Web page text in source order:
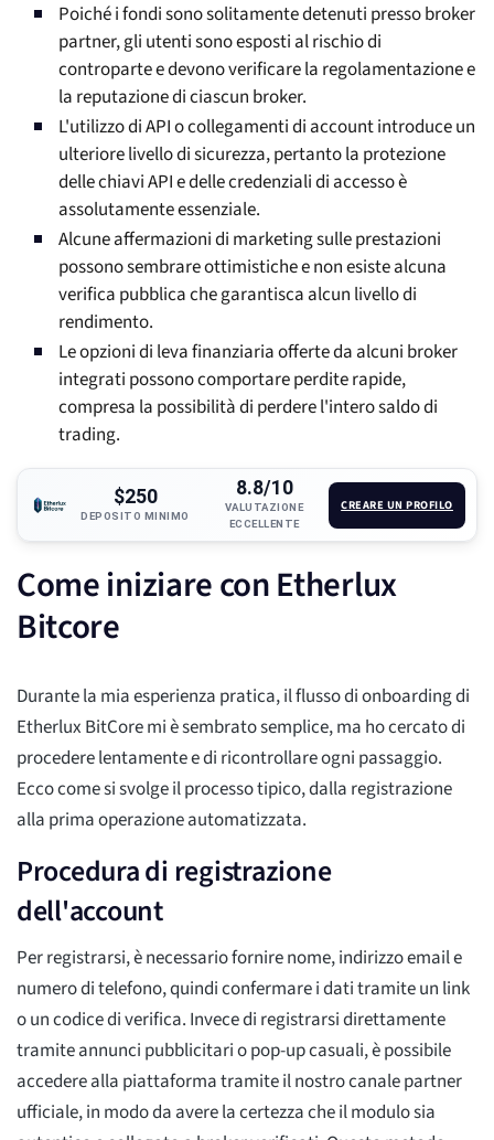
Poiché i fondi sono solitamente detenuti presso broker
partner, gli utenti sono esposti al rischio di
controparte e devono verificare la regolamentazione e
la reputazione di ciascun broker.
L'utilizzo di API o collegamenti di account introduce un
ulteriore livello di sicurezza, pertanto la protezione
delle chiavi API e delle credenziali di accesso è
assolutamente essenziale.
Alcune affermazioni di marketing sulle prestazioni
possono sembrare ottimistiche e non esiste alcuna
verifica pubblica che garantisca alcun livello di
rendimento.
Le opzioni di leva finanziaria offerte da alcuni broker
integrati possono comportare perdite rapide,
compresa la possibilità di perdere l'intero saldo di
trading.
$250
DEPOSITO MINIMO
8.8/10
VALUTAZIONE
ECCELLENTE
CREARE UN PROFILO
Come iniziare con Etherlux
Bitcore
Durante la mia esperienza pratica, il flusso di onboarding di
Etherlux BitCore mi è sembrato semplice, ma ho cercato di
procedere lentamente e di ricontrollare ogni passaggio.
Ecco come si svolge il processo tipico, dalla registrazione
alla prima operazione automatizzata.
Procedura di registrazione
dell'account
Per registrarsi, è necessario fornire nome, indirizzo email e
numero di telefono, quindi confermare i dati tramite un link
o un codice di verifica. Invece di registrarsi direttamente
tramite annunci pubblicitari o pop-up casuali, è possibile
accedere alla piattaforma tramite il nostro canale partner
ufficiale, in modo da avere la certezza che il modulo sia